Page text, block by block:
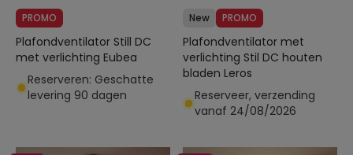
PROMO
Plafondventilator Still DC
met verlichting Eubea
Reserveren: Geschatte
levering 90 dagen
New PROMO
Plafondventilator met
verlichting Stil DC houten
bladen Leros
Reserveer, verzending
vanaf 24/08/2026